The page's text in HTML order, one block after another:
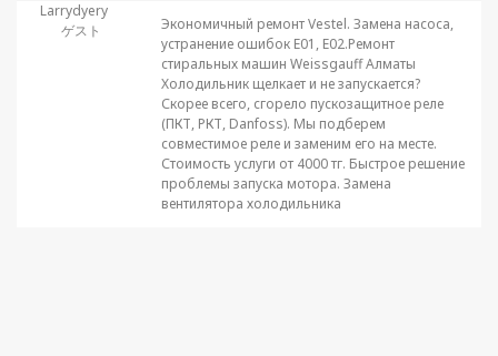
Larrydyery
ゲスト
Экономичный ремонт Vestel. Замена насоса,
устранение ошибок E01, E02.Ремонт
стиральных машин Weissgauff Алматы
Холодильник щелкает и не запускается?
Скорее всего, сгорело пускозащитное реле
(ПКТ, РКТ, Danfoss). Мы подберем
совместимое реле и заменим его на месте.
Стоимость услуги от 4000 тг. Быстрое решение
проблемы запуска мотора. Замена
вентилятора холодильника